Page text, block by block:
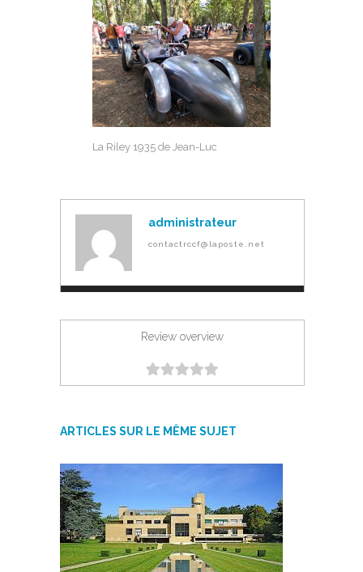
La Riley 1935 de Jean-Luc
administrateur
contactrccf@laposte.net
Review overview
ARTICLES SUR LE MÊME SUJET